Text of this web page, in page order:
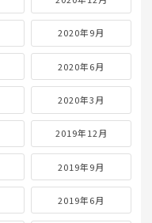
2020年9月
2020年6月
2020年3月
2019年12月
2019年9月
2019年6月